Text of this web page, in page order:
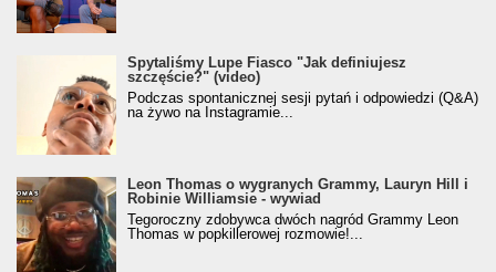
Spytaliśmy Lupe Fiasco "Jak definiujesz
szczęście?" (video)
Podczas spontanicznej sesji pytań i odpowiedzi (Q&A)
na żywo na Instagramie...
Leon Thomas o wygranych Grammy, Lauryn Hill i
Robinie Williamsie - wywiad
Tegoroczny zdobywca dwóch nagród Grammy Leon
Thomas w popkillerowej rozmowie!...